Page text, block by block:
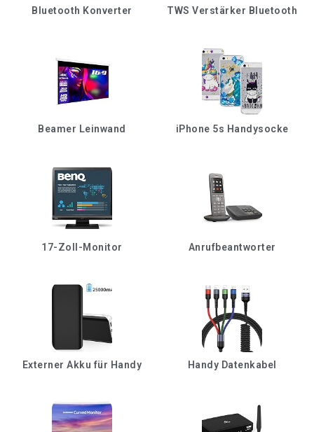
Bluetooth Konverter TWS Verstärker Bluetooth
Beamer Leinwand iPhone 5s Handysocke
17-Zoll-Monitor Anrufbeantworter
Externer Akku für Handy Handy Datenkabel